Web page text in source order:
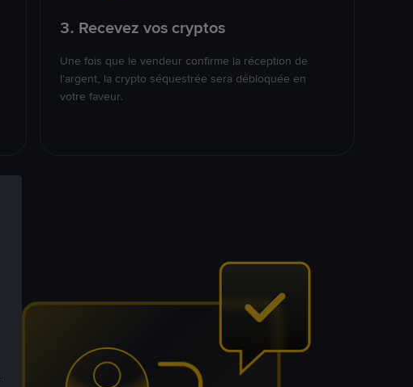
3. Recevez vos cryptos
Une fois que le vendeur confirme la réception de
l’argent, la crypto séquestrée sera débloquée en
votre faveur.